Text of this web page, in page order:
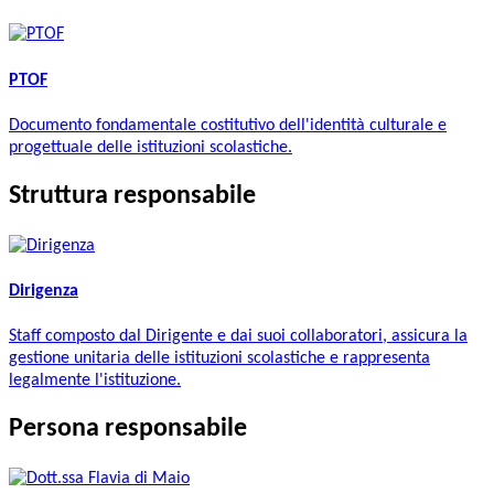
PTOF
Documento fondamentale costitutivo dell'identità culturale e
progettuale delle istituzioni scolastiche.
Struttura responsabile
Dirigenza
Staff composto dal Dirigente e dai suoi collaboratori, assicura la
gestione unitaria delle istituzioni scolastiche e rappresenta
legalmente l'istituzione.
Persona responsabile